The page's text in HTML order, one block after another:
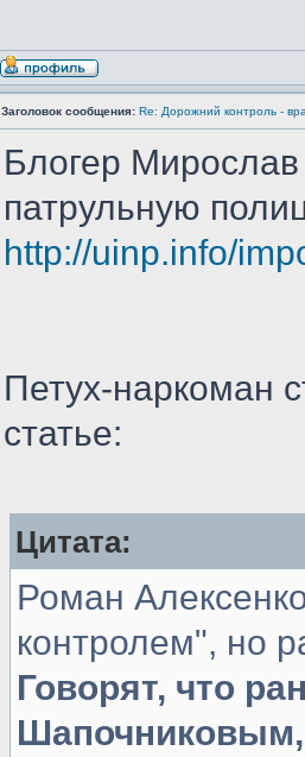
Заголовок сообщения: Re: Дорожний контроль -
Блогер
патрульную
http://uinp.info/
Петух-наркоман
статье:
Цитата:
Роман
контролем", но
Говорят, что
Шапочниковым,